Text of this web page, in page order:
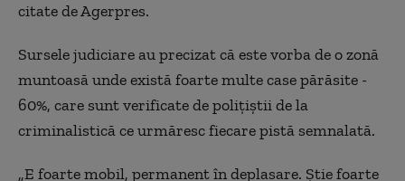
citate de Agerpres.
Sursele judiciare au precizat că este vorba de o zonă
muntoasă unde există foarte multe case părăsite -
60%, care sunt verificate de poliţiştii de la
criminalistică ce urmăresc fiecare pistă semnalată.
„E foarte mobil, permanent în deplasare. Ştie foarte